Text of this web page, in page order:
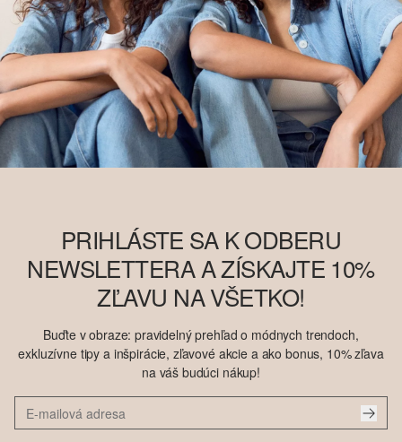
PRIHLÁSTE SA K ODBERU
NEWSLETTERA A ZÍSKAJTE 10%
ZĽAVU NA VŠETKO!
Buďte v obraze: pravidelný prehľad o módnych trendoch,
exkluzívne tipy a inšpirácie, zľavové akcie a ako bonus, 10% zľava
na váš budúci nákup!